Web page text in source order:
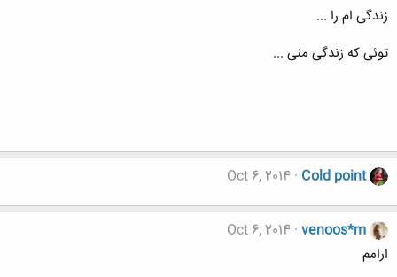
زندگی ام را ...
توئی که زندگی منی ...
Cold point
Oct 6, 2014
venoos*m
Oct 6, 2014
ارامم